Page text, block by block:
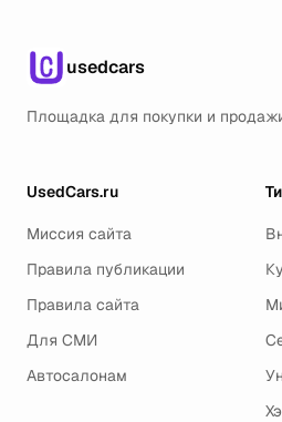
usedcars
Площадка для покупки и
UsedCars.ru
Миссия сайта
Правила публикации
Правила сайта
Для СМИ
Автосалонам